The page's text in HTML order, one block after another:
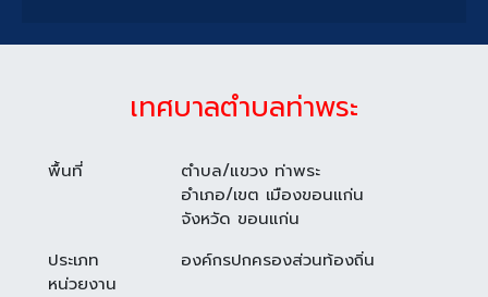
เทศบาลตำบลท่าพระ
พื้นที่
ตำบล/แขวง ท่าพระ
อำเภอ/เขต เมืองขอนแก่น
จังหวัด ขอนแก่น
ประเภท
หน่วยงาน
องค์กรปกครองส่วนท้องถิ่น